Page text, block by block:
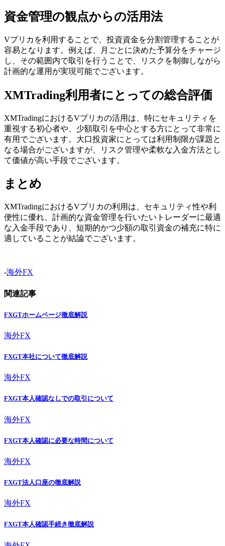
資金管理の観点からの活用法
Vプリカを利用することで、投資資金を分割管理することが
容易となります。例えば、月ごとに決めた予算分をチャージ
し、その範囲内で取引を行うことで、リスクを制御しながら
計画的な運用が実現可能でございます。
XMTrading利用者にとっての総合評価
XMTradingにおけるVプリカの活用は、特にセキュリティを
重視する初心者や、少額取引を中心とする方にとって非常に
有用でございます。大口投資家にとっては利用制限が課題と
なる場合がございますが、リスク管理や柔軟な入金方法とし
て価値が高い手段でございます。
まとめ
XMTradingにおけるVプリカの利用は、セキュリティ性や利
便性に優れ、計画的な資金管理を行いたいトレーダーに最適
な入金手段であり、短期的かつ少額の取引資金の補充に特に
適していることが結論でございます。
-海外FX
関連記事
FXGTホームページ徹底解説
海外FX
FXGT本社について徹底解説
海外FX
FXGT本人確認なしでの取引について
海外FX
FXGT本人確認に必要な時間について
海外FX
FXGT法人口座の徹底解説
海外FX
FXGT本人確認手続き徹底解説